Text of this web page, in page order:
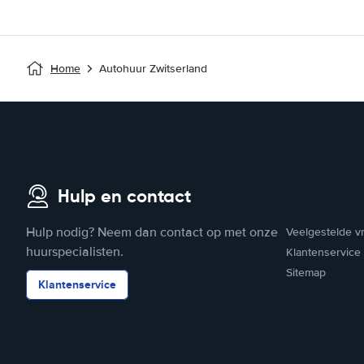
Home Autohuur Zwitserland
Hulp en contact
Hulp nodig? Neem dan contact op met onze
huurspecialisten.
Klantenservice
Veelgestelde
Klantenservice
Sitemap